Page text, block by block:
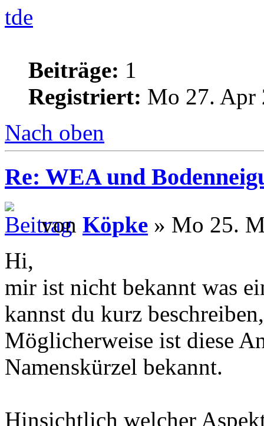
tde
Beiträge: 1
Registriert: Mo 27. Apr
Nach oben
Re: WEA und
von Köpke » Mo 25.
Hi,
mir ist nicht bekannt was
kannst du kurz
Möglicherweise ist diese
Namenskürzel bekannt.
Hinsichtlich welcher